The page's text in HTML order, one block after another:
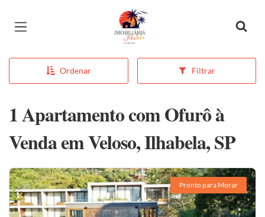
Página inicial
Ordenar Filtrar
1 Apartamento com Ofurô à
Venda em Veloso, Ilhabela, SP
Pronto para Morar